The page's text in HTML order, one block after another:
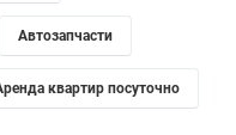
Автозапчасти
квартир посуточно